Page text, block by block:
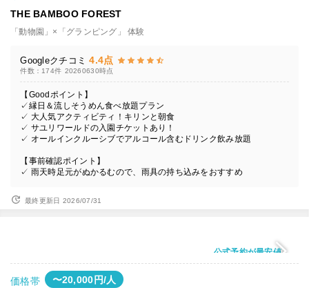
THE BAMBOO FOREST
「動物園」×「グランピング」 体験
Googleクチコミ 4.4点
件数：174件 20260630時点
【Goodポイント】
✓縁日＆流しそうめん食べ放題プラン
✓ 大人気アクティビティ！キリンと朝食
✓ サユリワールドの入園チケットあり！
✓ オールインクルーシブでアルコール含むドリンク飲み放題
【事前確認ポイント】
✓ 雨天時足元がぬかるむので、雨具の持ち込みをおすすめ
最終更新日 2026/07/31
公式予約が最安値
価格帯 〜20,000円/人